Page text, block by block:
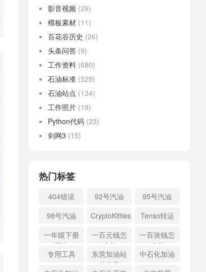
影音视频 (29)
模板素材 (11)
百花谷历史 (26)
头条问答 (9)
工作资料 (680)
石油标准 (529)
石油站点 (134)
工作照片 (19)
Python代码 (23)
剑网3 (15)
热门标签
404错误 92号汽油
95号汽油
98号汽油
CryptoKitties
Tenso转运
一年级下册
语文
一百元钱怎
么花
一百块钱怎
么花
专用工具
东营加油站
优惠日
中石化加油